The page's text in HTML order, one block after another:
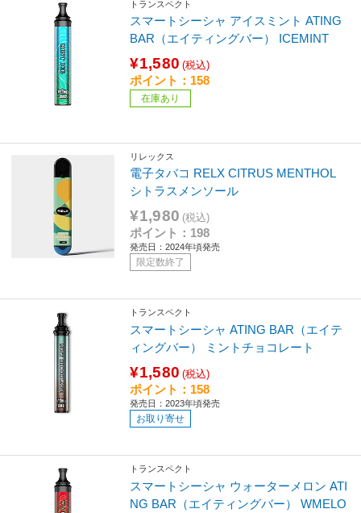
トランスペクト
スマートシーシャ アイスミント ATING
BAR（エイティングバー） ICEMINT
¥1,580 (税込)
ポイント：158
在庫あり
リレックス
電子タバコ RELX CITRUS MENTHOL
シトラスメンソール
¥1,980 (税込)
ポイント：198
発売日：2024年頃発売
限定数終了
トランスペクト
スマートシーシャ ATING BAR（エイテ
ィングバー） ミントチョコレート
¥1,580 (税込)
ポイント：158
発売日：2023年頃発売
お取り寄せ
トランスペクト
スマートシーシャ ウォーターメロン ATI
NG BAR（エイティングバー） WMELO